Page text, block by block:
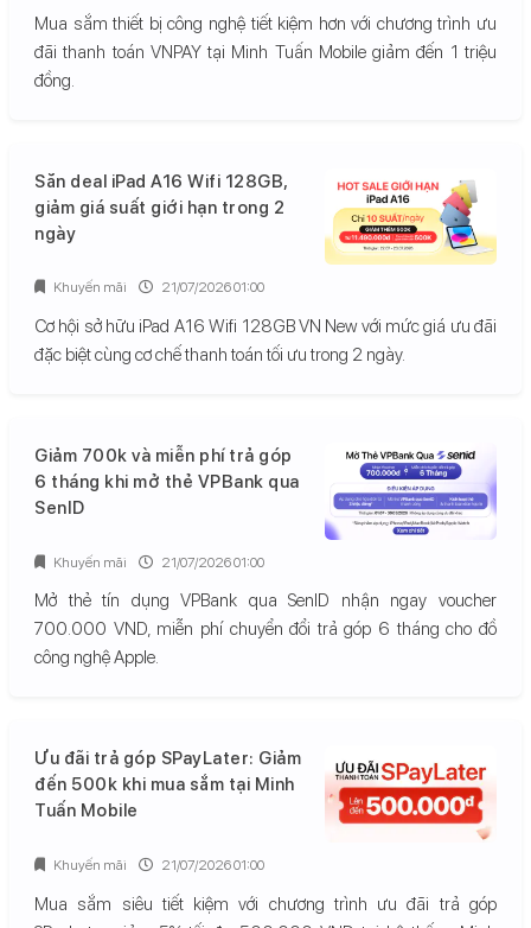
Mua sắm thiết bị công nghệ tiết kiệm hơn với chương trình ưu
đãi thanh toán VNPAY tại Minh Tuấn Mobile giảm đến 1 triệu
đồng.
Săn deal iPad A16 Wifi 128GB,
giảm giá suất giới hạn trong 2
ngày
Cơ hội sở hữu iPad A16 Wifi 128GB VN New với mức giá ưu đãi
đặc biệt cùng cơ chế thanh toán tối ưu trong 2 ngày.
Khuyến mãi 21/07/2026 01:00
Giảm 700k và miễn phí trả góp
6 tháng khi mở thẻ VPBank qua
SenID
Mở thẻ tín dụng VPBank qua SenID nhận ngay voucher
700.000 VND, miễn phí chuyển đổi trả góp 6 tháng cho đồ
công nghệ Apple.
Khuyến mãi 21/07/2026 01:00
Ưu đãi trả góp SPayLater: Giảm
đến 500k khi mua sắm tại Minh
Tuấn Mobile
Mua sắm siêu tiết kiệm với chương trình ưu đãi trả góp
Khuyến mãi 21/07/2026 01:00